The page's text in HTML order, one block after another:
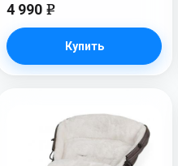
4 990 e
Купить